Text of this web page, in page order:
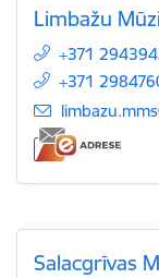
Limbažu
+371
+371
E-pasts:
Salacgrīvas